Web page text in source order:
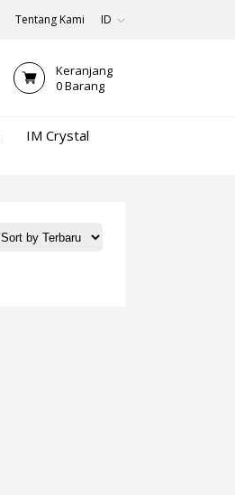
Tentang Kami ID
Keranjang
0Barang
IM Crystal